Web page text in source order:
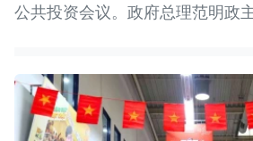
公共投资会议。政府总理范明政